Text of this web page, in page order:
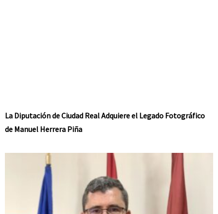
La Diputación de Ciudad Real Adquiere el Legado Fotográfico
de Manuel Herrera Piña